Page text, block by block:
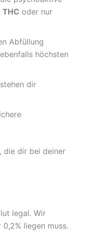
THC oder nur
Abfüllung
höchsten
dir
die dir bei deiner
legal. Wir
liegen muss.